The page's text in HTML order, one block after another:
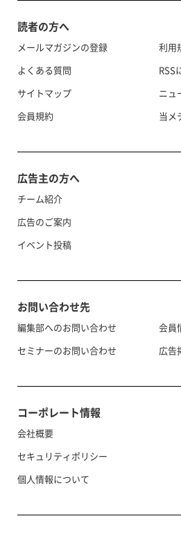
読者の方へ
メールマガジンの登録
よくある質問
サイトマップ
会員規約
利用
RSS
ニュ
当メ
広告主の方へ
チーム紹介
広告のご案内
イベント投稿
お問い合わせ先
編集部へのお問い合わせ
セミナーのお問い合わせ
会員
広告
コーポレート情報
会社概要
セキュリティポリシー
個人情報について